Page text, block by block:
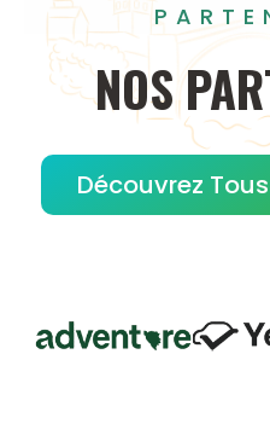
NOS
Découvrez